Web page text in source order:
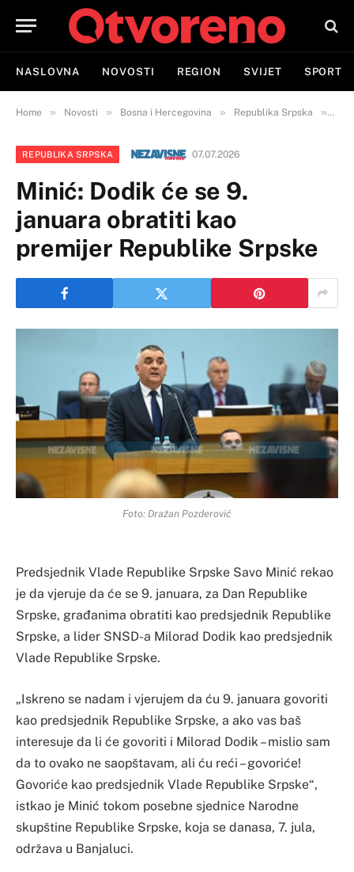
NASLOVNA NOVOSTI REGION SVIJET SPORT
Home » Novosti » Bosna i Hercegovina » Republika Srpska »
REPUBLIKA SRPSKA 07.07.2026
Minić: Dodik će se 9.
januara obratiti kao
premijer Republike Srpske
Foto: Dražan Pozderović
Predsjednik Vlade Republike Srpske Savo Minić rekao
je da vjeruje da će se 9. januara, za Dan Republike
Srpske, građanima obratiti kao predsjednik Republike
Srpske, a lider SNSD-a Milorad Dodik kao predsjednik
Vlade Republike Srpske.
„Iskreno se nadam i vjerujem da ću 9. januara govoriti
kao predsjednik Republike Srpske, a ako vas baš
interesuje da li će govoriti i Milorad Dodik – mislio sam
da to ovako ne saopštavam, ali ću reći – govoriće!
Govoriće kao predsjednik Vlade Republike Srpske“,
istkao je Minić tokom posebne sjednice Narodne
skupštine Republike Srpske, koja se danasa, 7. jula,
održava u Banjaluci.